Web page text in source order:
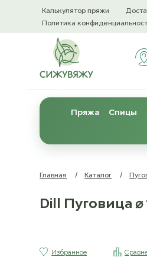
Калькулятор пряжи
Политика
Пряжа Спицы
Главная / Каталог /
Dill Пуговица ⌀
Избранное